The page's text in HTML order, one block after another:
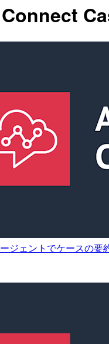
ジェントでケースの